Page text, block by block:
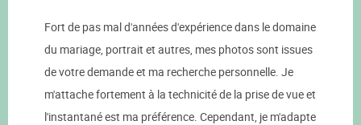
Fort de pas mal d'années d'expérience dans le domaine
du mariage, portrait et autres, mes photos sont issues
de votre demande et ma recherche personnelle. Je
m'attache fortement à la technicité de la prise de vue et
l'instantané est ma préférence. Cependant, je m'adapte